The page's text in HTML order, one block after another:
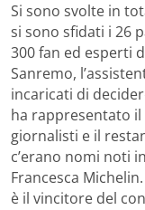
Si sono svolte in
si sono sfidati i 26
300 fan ed esperti
Sanremo,
incaricati di
ha rappresentato il
giornalisti e il
c’erano nomi noti
Francesca
è il vincitore del